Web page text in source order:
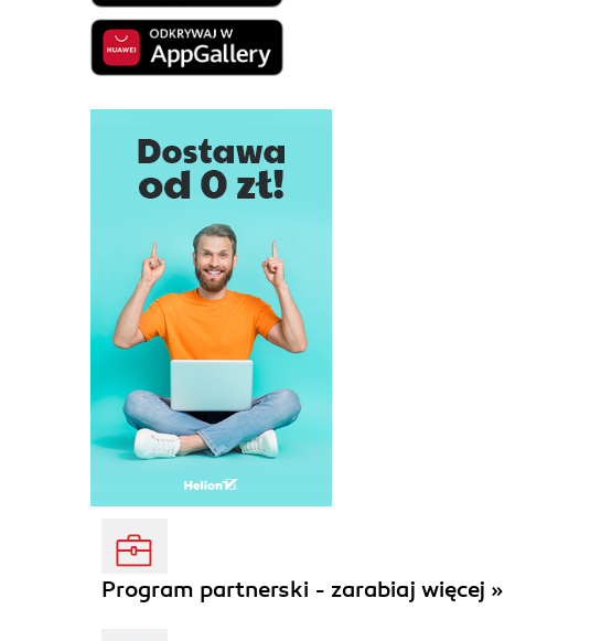
Program partnerski - zarabiaj więcej »